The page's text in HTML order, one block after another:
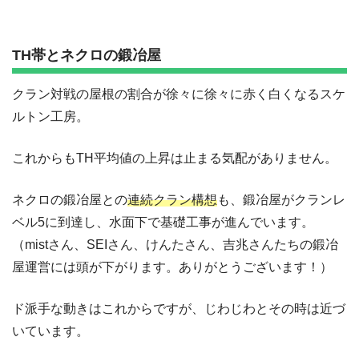
TH帯とネクロの鍛冶屋
クラン対戦の屋根の割合が徐々に徐々に赤く白くなるスケ
ルトン工房。
これからもTH平均値の上昇は止まる気配がありません。
ネクロの鍛冶屋との連続クラン構想も、鍛冶屋がクランレ
ベル5に到達し、水面下で基礎工事が進んでいます。
（mistさん、SEIさん、けんたさん、吉兆さんたちの鍛冶
屋運営には頭が下がります。ありがとうございます！）
ド派手な動きはこれからですが、じわじわとその時は近づ
いています。